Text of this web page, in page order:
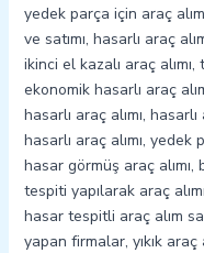
yedek parça için araç
ve satımı, hasarlı araç
ikinci el kazalı araç
ekonomik hasarlı araç
hasarlı araç alımı,
hasarlı araç alımı, yedek
hasar görmüş araç
tespiti yapılarak araç
hasar tespitli araç alım
yapan firmalar, yıkık araç